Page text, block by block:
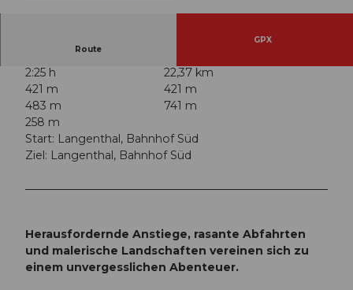
Route
GPX
2:25 h
22,37 km
421 m
421 m
483 m
741 m
258 m
Start: Langenthal, Bahnhof Süd
Ziel: Langenthal, Bahnhof Süd
Herausfordernde Anstiege, rasante Abfahrten
und malerische Landschaften vereinen sich zu
einem unvergesslichen Abenteuer.